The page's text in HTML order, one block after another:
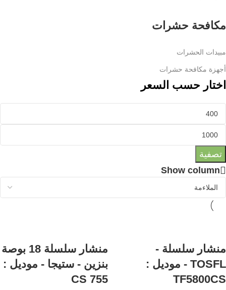
مكافحة حشرات
مبيدات الحشرات
أجهزة مكافحة حشرات
اختار حسب السعر
تصفية
Show column
منشار سلسلة -
TOSFL - موديل :
TF5800CS
منشار سلسلة 18 بوصة
بنزين - ستيجا - موديل :
CS 755